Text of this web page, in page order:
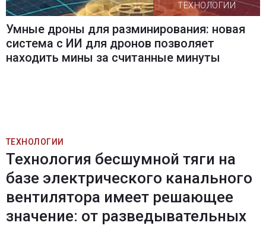
ТЕХНОЛОГИИ
Умные дроны для разминирования: новая
система с ИИ для дронов позволяет
находить мины за считанные минуты
ТЕХНОЛОГИИ
Технология бесшумной тяги на
базе электрического канального
вентилятора имеет решающее
значение: от разведывательных